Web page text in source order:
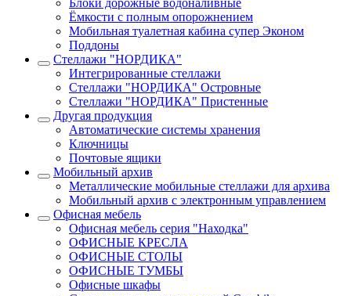
Ёмкости с полным опорожнением
Мобильная туалетная кабина супер Эконом
Поддоны
Стеллажи "НОРДИКА"
Интегрированные стеллажи
Стеллажи "НОРДИКА" Островные
Стеллажи "НОРДИКА" Пристенные
Другая продукция
Автоматические системы хранения
Ключницы
Почтовые ящики
Мобильный архив
Металлические мобильные стеллажи для архива
Мобильный архив с электронным управлением
Офисная мебель
Офисная мебель серия "Находка"
ОФИСНЫЕ КРЕСЛА
ОФИСНЫЕ СТОЛЫ
ОФИСНЫЕ ТУМБЫ
Офисные шкафы